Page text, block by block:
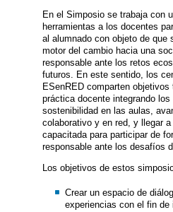
En el Simposio se trabaja con
herramientas a los docentes
al alumnado con objeto de que
motor del cambio hacia una
responsable ante los retos
futuros. En este sentido, los
ESenRED comparten
práctica docente integrando
sostenibilidad en las aulas,
colaborativo y en red, y llegar
capacitada para participar de
responsable ante los desafíos
Los objetivos de estos
Crear un espacio de
experiencias con el fin